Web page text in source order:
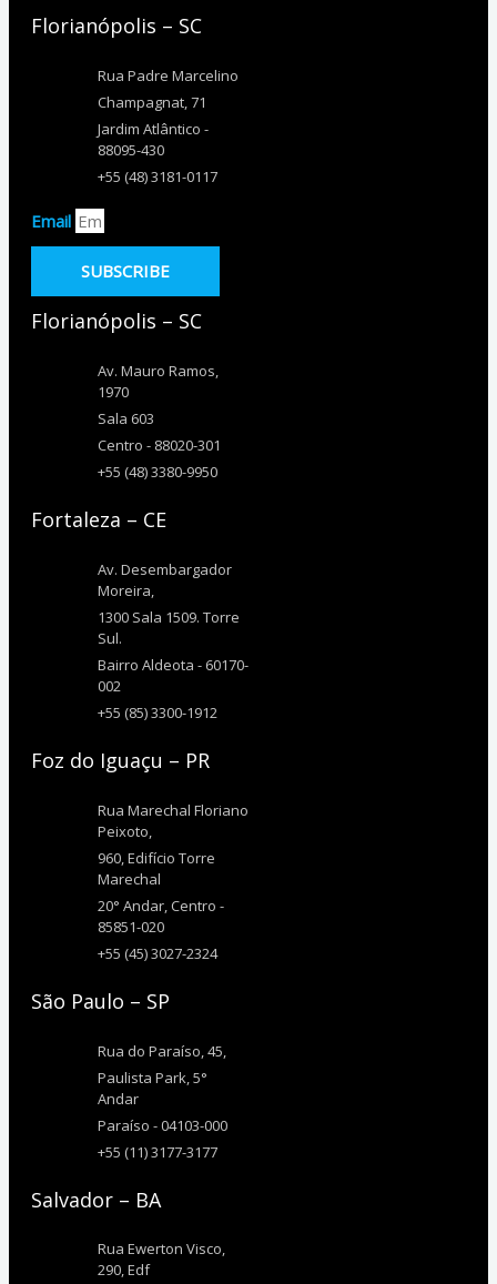
Florianópolis – SC
Rua Padre Marcelino
Champagnat, 71
Jardim Atlântico -
88095-430
+55 (48) 3181-0117
Email
SUBSCRIBE
Florianópolis – SC
Av. Mauro Ramos,
1970
Sala 603
Centro - 88020-301
+55 (48) 3380-9950
Fortaleza – CE
Av. Desembargador
Moreira,
1300 Sala 1509. Torre
Sul.
Bairro Aldeota - 60170-
002
+55 (85) 3300-1912
Foz do Iguaçu – PR
Rua Marechal Floriano
Peixoto,
960, Edifício Torre
Marechal
20° Andar, Centro -
85851-020
+55 (45) 3027-2324
São Paulo – SP
Rua do Paraíso, 45,
Paulista Park, 5°
Andar
Paraíso - 04103-000
+55 (11) 3177-3177
Salvador – BA
Rua Ewerton Visco,
290, Edf